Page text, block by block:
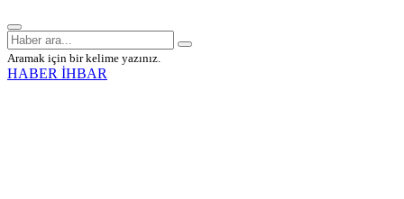
Aramak için bir kelime yazınız.
HABER İHBAR